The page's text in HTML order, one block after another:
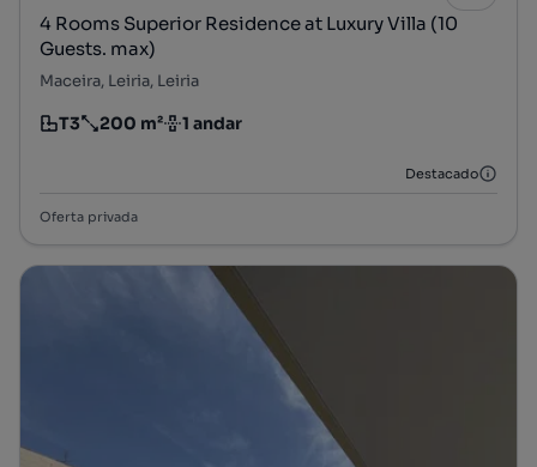
4 Rooms Superior Residence at Luxury Villa (10
Guests. max)
Maceira, Leiria, Leiria
Tipologia
T3
Preço por metro quadrado
200 m²
Andar 1 andar
Destacado
Oferta privada